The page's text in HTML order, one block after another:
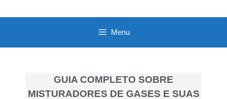
Menu
GUIA COMPLETO SOBRE
MISTURADORES DE GASES E SUAS